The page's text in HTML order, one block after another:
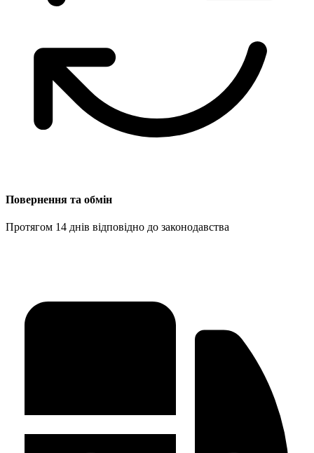
Повернення та обмін
Протягом 14 днів відповідно до законодавства